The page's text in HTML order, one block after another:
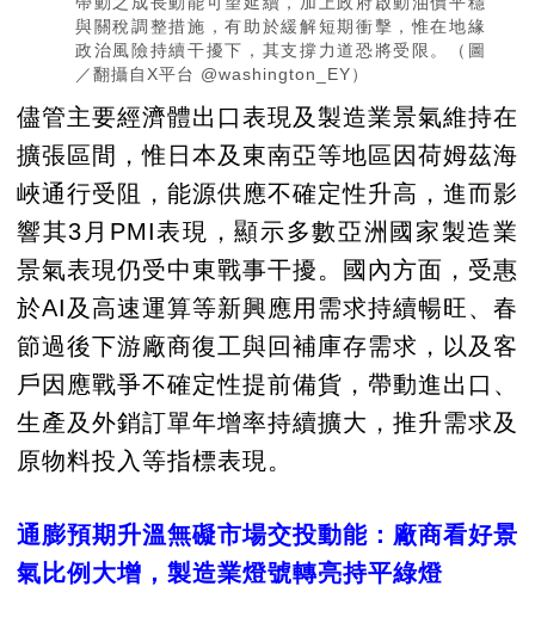
與關稅調整措施，有助於緩解短期衝擊，惟在地緣
政治風險持續干擾下，其支撐力道恐將受限。（圖
／翻攝自X平台 @washington_EY）
儘管主要經濟體出口表現及製造業景氣維持在
擴張區間，惟日本及東南亞等地區因荷姆茲海
峽通行受阻，能源供應不確定性升高，進而影
響其3月PMI表現，顯示多數亞洲國家製造業
景氣表現仍受中東戰事干擾。國內方面，受惠
於AI及高速運算等新興應用需求持續暢旺、春
節過後下游廠商復工與回補庫存需求，以及客
戶因應戰爭不確定性提前備貨，帶動進出口、
生產及外銷訂單年增率持續擴大，推升需求及
原物料投入等指標表現。
通膨預期升溫無礙市場交投動能：廠商看好景
氣比例大增，製造業燈號轉亮持平綠燈